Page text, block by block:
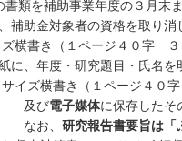
類を補助事業年度の３月末
補助金対象者の資格を取り消
横書き（１ページ４０字 ３
究題目・氏名を明記
イズ横書き（１ページ４０
電子媒体に保存したそ
研究報告書要旨は「